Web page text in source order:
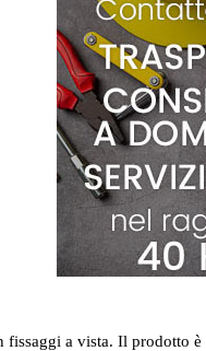
a vista. Il prodotto è